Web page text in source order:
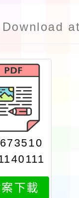
Download
1下載